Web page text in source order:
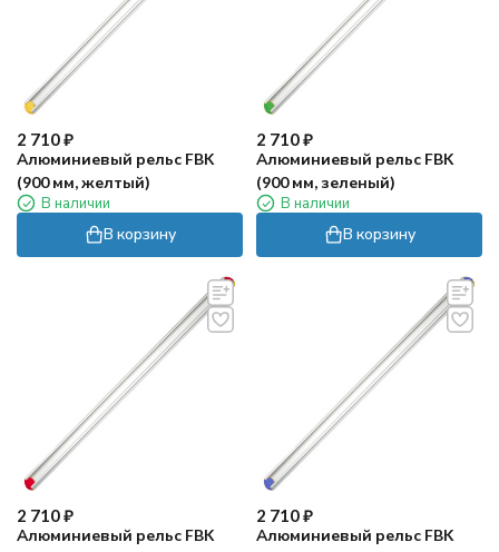
2 710₽
Алюминиевый рельс FBK
(900 мм, желтый)
В наличии
В корзину
2 710₽
Алюминиевый рельс FBK
(900 мм, зеленый)
В наличии
В корзину
2 710₽
Алюминиевый рельс FBK
2 710₽
Алюминиевый рельс FBK